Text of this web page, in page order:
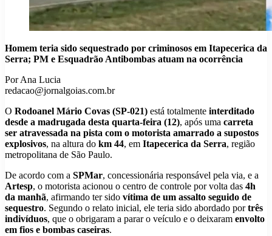
Homem teria sido sequestrado por criminosos em Itapecerica da
Serra; PM e Esquadrão Antibombas atuam na ocorrência
Por Ana Lucia
redacao@jornalgoias.com.br
O Rodoanel Mário Covas (SP-021) está totalmente interditado
desde a madrugada desta quarta-feira (12), após uma carreta
ser atravessada na pista com o motorista amarrado a supostos
explosivos, na altura do km 44, em Itapecerica da Serra, região
metropolitana de São Paulo.
De acordo com a SPMar, concessionária responsável pela via, e a
Artesp, o motorista acionou o centro de controle por volta das 4h
da manhã, afirmando ter sido vítima de um assalto seguido de
sequestro. Segundo o relato inicial, ele teria sido abordado portrês
indivíduos, que o obrigaram a parar o veículo e o deixaram envolto
em fios e bombas caseiras.